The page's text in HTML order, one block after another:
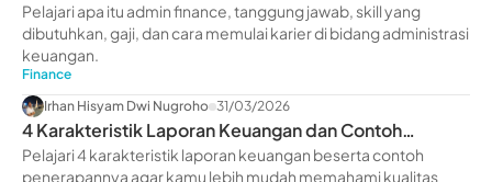
Pelajari apa itu admin finance, tanggung jawab, skill yang
dibutuhkan, gaji, dan cara memulai karier di bidang administrasi
keuangan.
Finance
Irhan Hisyam Dwi Nugroho 31/03/2026
4 Karakteristik Laporan Keuangan dan Contoh
Penerapannya
Pelajari 4 karakteristik laporan keuangan beserta contoh
penerapannya agar kamu lebih mudah memahami kualitas